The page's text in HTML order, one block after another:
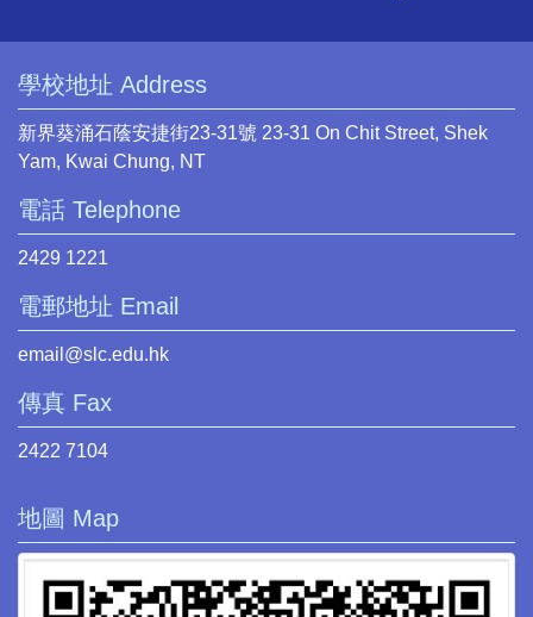
學校地址 Address
新界葵涌石蔭安捷街23-31號 23-31 On Chit Street, Shek
Yam, Kwai Chung, NT
電話 Telephone
2429 1221
電郵地址 Email
email@slc.edu.hk
傳真 Fax
2422 7104
地圖 Map